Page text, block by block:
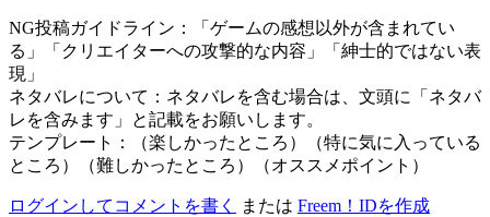
NG投稿ガイドライン：「ゲームの感想以外が含まれてい
る」「クリエイターへの攻撃的な内容」「紳士的ではない表
現」
ネタバレについて：ネタバレを含む場合は、文頭に「ネタバ
レを含みます」と記載をお願いします。
テンプレート：（楽しかったところ）（特に気に入っている
ところ）（難しかったところ）（オススメポイント）
ログインしてコメントを書く または Freem！IDを作成